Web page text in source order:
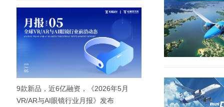
9款新品，近6亿融资，《2026年5月
VR/AR与AI眼镜行业月报》发布